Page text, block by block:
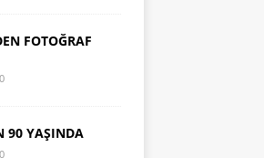
FOTOĞRAF
0
90 YAŞINDA
0